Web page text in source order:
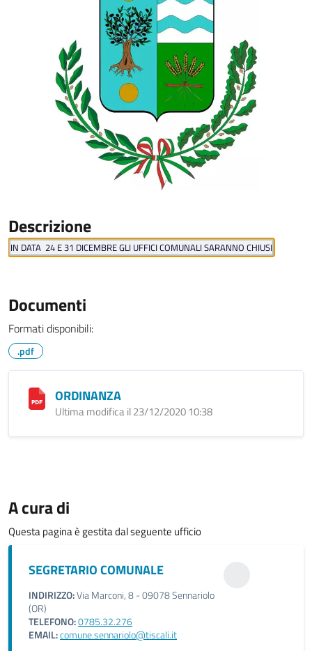
Descrizione
IN DATA 24 E 31 DICEMBRE GLI UFFICI COMUNALI SARANNO CHIUSI
Documenti
Formati disponibili:
.pdf
ORDINANZA
Ultima modifica il 23/12/2020 10:38
A cura di
Questa pagina è gestita dal seguente ufficio
SEGRETARIO COMUNALE
INDIRIZZO:Via Marconi, 8 - 09078 Sennariolo
(OR)
TELEFONO:0785.32.276
EMAIL:comune.sennariolo@tiscali.it